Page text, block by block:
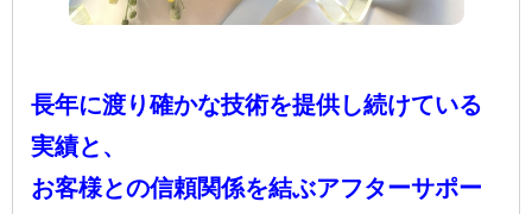
長年に渡り確かな技術を提供し続けている
実績と、
お客様との信頼関係を結ぶアフターサポー